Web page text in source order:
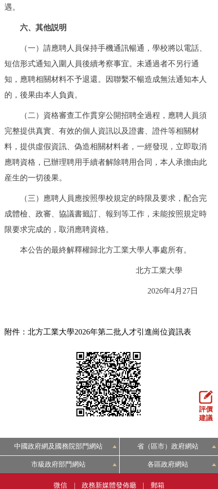
遇。
六、其他説明
（一）請應聘人員保持手機通訊暢通，學校將以電話、
短信形式通知入圍人員後續考察事宜。未通過者不另行通
知，應聘相關材料不予退還。因聯繫不暢造成無法通知本人
的，後果由本人負責。
（二）資格審查工作貫穿公開招聘全過程，應聘人員須
完整提供真實、有效的個人資訊以及證書、證件等相關材
料，提供虛假資訊、偽造相關材料者，一經發現，立即取消
應聘資格，已辦理聘用手續者解除聘用合同，本人承擔由此
産生的一切後果。
（三）應聘人員應按照學校規定的時限及要求，配合完
成體檢、政審、協議書籤訂、報到等工作，未能按照規定時
限要求完成的，取消應聘資格。
本公告的最終解釋權歸北方工業大學人事處所有。
北方工業大學
2026年4月27日
附件：北方工業大學2026年第二批人才引進崗位資訊表
評價
建議
中國政府網及國務院部門網站 省（區市）政府網站
市級政府部門網站 各區政府網站
微信 政務新媒體發佈廳 郵箱